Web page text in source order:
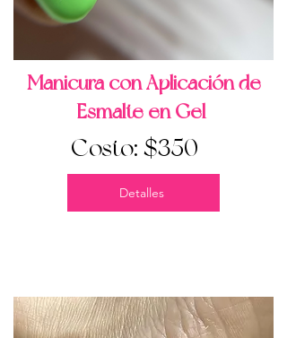
Manicura con Aplicación de
Esmalte en Gel
Costo: $350
Detalles